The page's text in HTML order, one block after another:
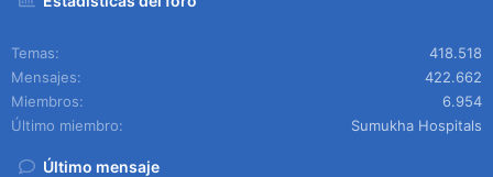
Temas
418.518
Mensajes
422.662
Miembros
6.954
Último miembro
Sumukha Hospitals
Último mensaje